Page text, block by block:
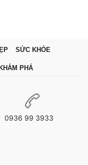
SỨC KHỎE
KHÁM PHÁ
0936 99 3933